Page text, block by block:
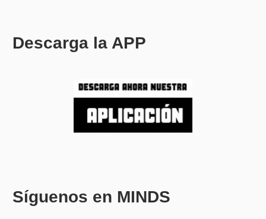
Descarga la APP
Síguenos en MINDS